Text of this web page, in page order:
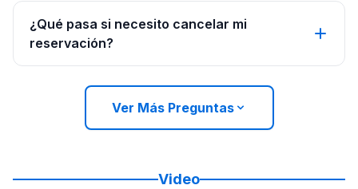
¿Qué pasa si necesito cancelar mi
reservación?
Ver Más Preguntas
Video